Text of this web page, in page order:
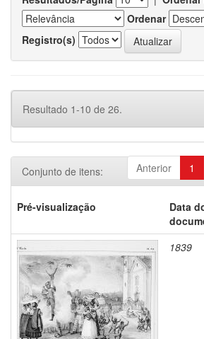
Ordenar
Registro(s)
Resultado 1-10 de 26.
Anterior 1
Conjunto de itens:
Pré-visualização
Data
1839